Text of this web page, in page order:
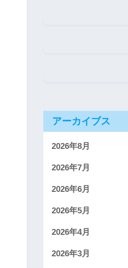
アーカイブス
2026年8月
2026年7月
2026年6月
2026年5月
2026年4月
2026年3月